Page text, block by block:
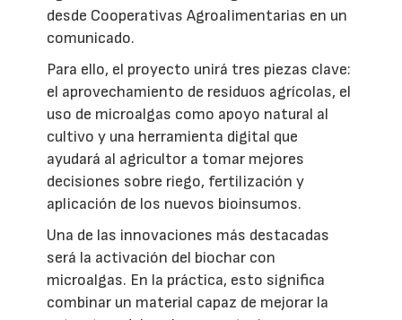
desde Cooperativas Agroalimentarias en un
comunicado.
Para ello, el proyecto unirá tres piezas clave:
el aprovechamiento de residuos agrícolas, el
uso de microalgas como apoyo natural al
cultivo y una herramienta digital que
ayudará al agricultor a tomar mejores
decisiones sobre riego, fertilización y
aplicación de los nuevos bioinsumos.
Una de las innovaciones más destacadas
será la activación del biochar con
microalgas. En la práctica, esto significa
combinar un material capaz de mejorar la